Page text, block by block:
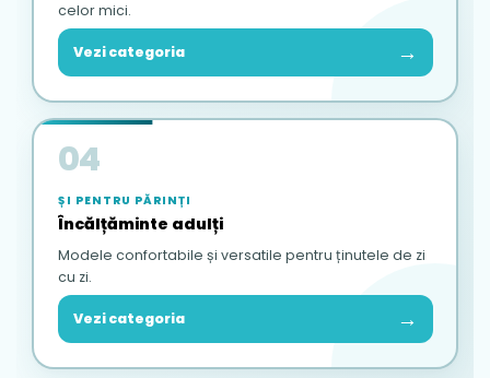
celor mici.
Vezi categoria →
04
ȘI PENTRU PĂRINȚI
Încălțăminte adulți
Modele confortabile și versatile pentru ținutele de zi
cu zi.
Vezi categoria →